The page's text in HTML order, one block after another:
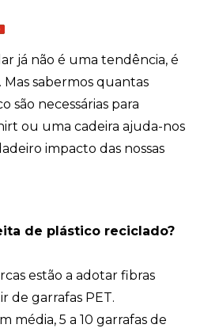
já não é uma tendência, é
Mas sabermos quantas
são necessárias para
ou uma cadeira ajuda-nos
impacto das nossas
de plástico reciclado?
estão a adotar fibras
de garrafas PET.
média, 5 a 10 garrafas de